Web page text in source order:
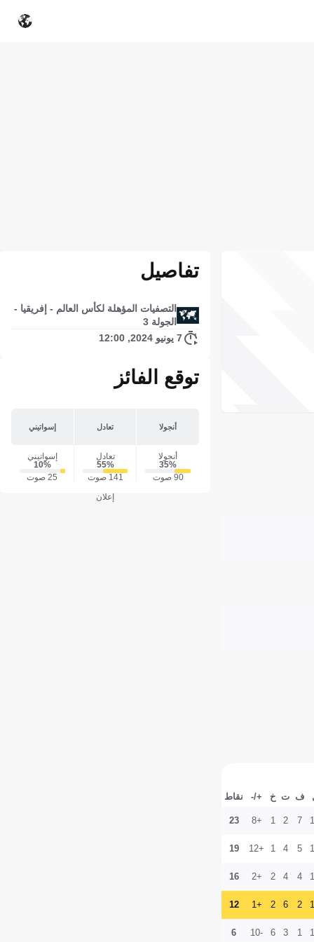
ف ت خ +/- نقاط
7
2
1
+8
23
5
4
1
+12
19
4
4
2
+2
16
2
6
2
+1
12
1
3
6
-10
6
تفاصيل
التصفيات المؤهلة لكأس العالم - إفريقيا -
الجولة 3
7 يونيو 2024, 12:00
توقع الفائز
أنجولا تعادل إسواتيني
أنجولا
35‎%‎
90 صوت
تعادل
55‎%‎
141 صوت
إسواتيني
10‎%‎
25 صوت
إعلان